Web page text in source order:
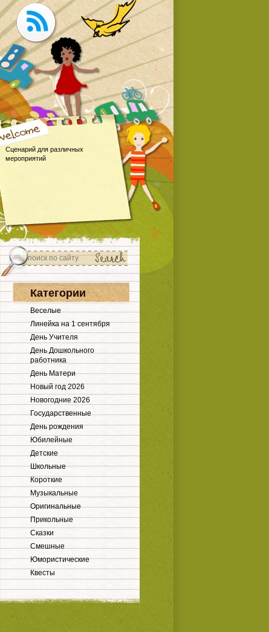
Сценарий для различных
мероприятий
Категории
Веселые
Линейка на 1 сентября
День Учителя
День Дошкольного
работника
День Матери
Новый год 2026
Новогодние 2026
Государственные
День рождения
Юбилейные
Детские
Школьные
Короткие
Музыкальные
Оригинальные
Прикольные
Сказки
Смешные
Юмористические
Квесты